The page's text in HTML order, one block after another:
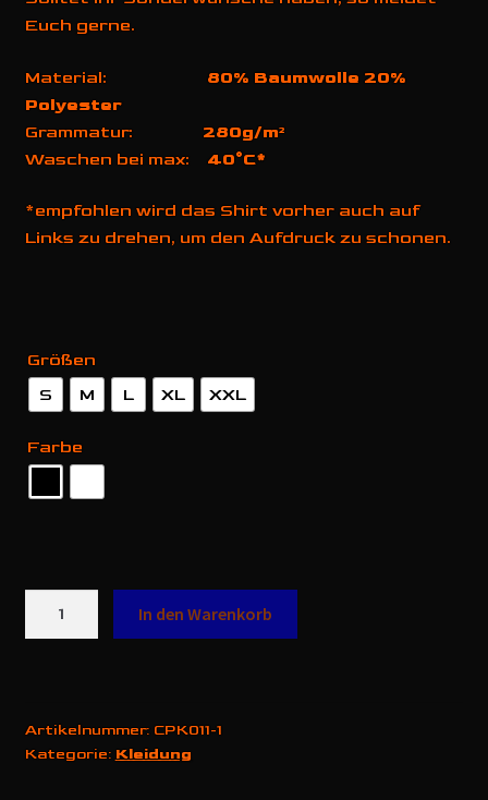
Euch gerne.
Material: 80% Baumwolle 20%
Polyester
Grammatur: 280g/m²
Waschen bei max: 40°C*
*empfohlen wird das Shirt vorher auch auf
Links zu drehen, um den Aufdruck zu schonen.
Größen
S
M L XL XXL
Farbe
In den Warenkorb
Artikelnummer: CPK011-1
Kategorie: Kleidung